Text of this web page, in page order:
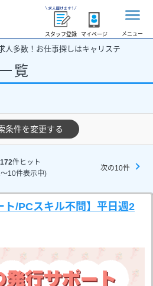
スタッフ登録 マイページ メニュー
人多数！お仕事探しはキャリステ
覧
条件を変更する
172件ヒット
10件表示中)
次の10件
ト/PCスキル不問】平日週2